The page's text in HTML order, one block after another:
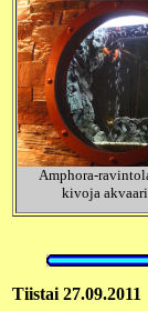
Amphora-
kivoja
Tiistai 27.09.2011